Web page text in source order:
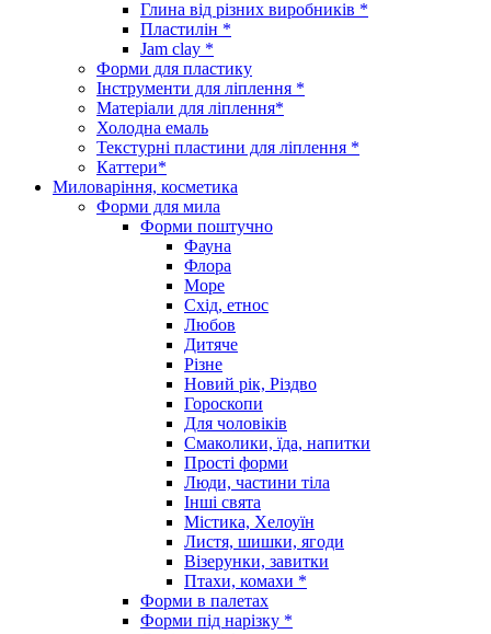
Глина від різних виробників *
Пластилін *
Jam clay *
Форми для пластику
Інструменти для ліплення *
Матеріали для ліплення*
Холодна емаль
Текстурні пластини для ліплення *
Каттери*
Миловаріння, косметика
Форми для мила
Форми поштучно
Фауна
Флора
Море
Схід, етнос
Любов
Дитяче
Різне
Новий рік, Різдво
Гороскопи
Для чоловіків
Смаколики, їда, напитки
Прості форми
Люди, частини тіла
Інші свята
Містика, Хелоуїн
Листя, шишки, ягоди
Візерунки, завитки
Птахи, комахи *
Форми в палетах
Форми під нарізку *